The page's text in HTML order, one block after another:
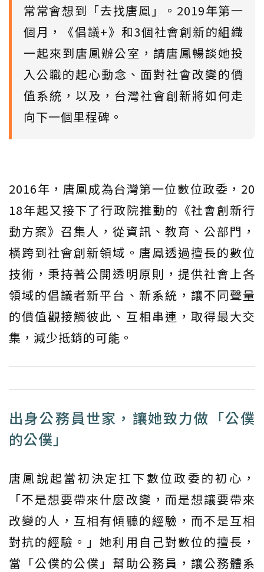
常常會想到「去找唐鳳」。2019年第一
個月，《倡議+》和3個社會創新的組織
一起來到唐鳳辦公室，請唐鳳暢談她投
入公職的起心動念、面對社會改變的價
值系統，以及，台灣社會創新將如何走
向下一個里程碑。
2016年，唐鳳成為台灣第一位數位政委，20
18年起又接下了行政院推動的《社會創新行
動方案》召集人，從資訊、教育、公部門，
橫跨到社會創新領域。唐鳳透過擅長的數位
技術，秉持著公開透明原則，提供社會上各
領域的倡議者新平台、新系統，讓不同聲量
的價值觀接觸彼此、互相串連，取得最大交
集，減少抵銷的可能。
出身公務員世家，讓她致力做「公僕
的公僕」
唐鳳說起當初決定扛下數位政委的初心，
「不是想要帶來什麼改變，而是想讓要帶來
改變的人，互相有傾聽的經驗，而不是互相
對抗的經驗。」她利用自己對數位的擅長，
當「公僕的公僕」幫助公務員，讓公務體系